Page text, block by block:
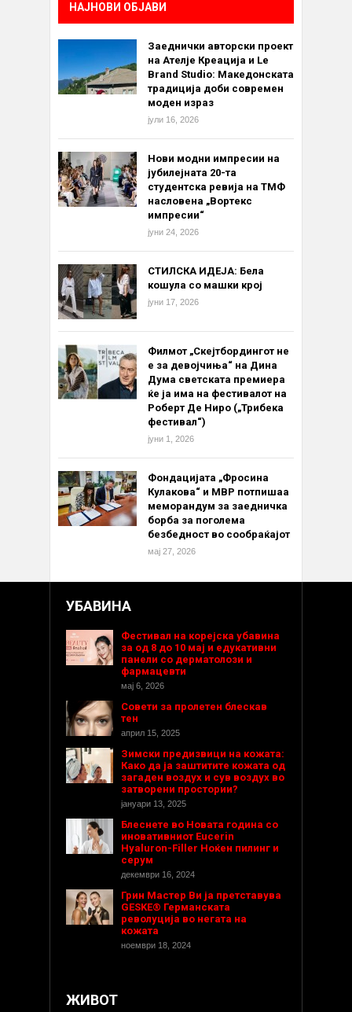
НАЈНОВИ ОБЈАВИ
Заеднички авторски проект
на Ателје Креација и Le
Brand Studio: Македонската
традиција доби современ
моден израз
јули 16, 2026
Нови модни импресии на
јубилејната 20-та
студентска ревија на ТМФ
насловена „Вортекс
импресии“
јуни 24, 2026
СТИЛСКА ИДЕЈА: Бела
кошула со машки крој
јуни 17, 2026
Филмот „Скејтбордингот не
е за девојчиња“ на Дина
Дума светската премиера
ќе ја има на фестивалот на
Роберт Де Ниро („Трибека
фестивал“)
јуни 1, 2026
Фондацијата „Фросина
Кулакова“ и МВР потпишаа
меморандум за заедничка
борба за поголема
безбедност во сообраќајот
мај 27, 2026
УБАВИНА
Фестивал на корејска убавина
за од 8 до 10 мај и едукативни
панели со дерматолози и
фармацевти
мај 6, 2026
Совети за пролетен блескав
тен
април 15, 2025
Зимски предизвици на кожата:
Како да ја заштитите кожата од
загаден воздух и сув воздух во
затворени простории?
јануари 13, 2025
Блеснете во Новата година со
иновативниот Eucerin
Hyaluron-Filler Ноќен пилинг и
серум
декември 16, 2024
Грин Мастер Ви ја претставува
GESKE® Германската
револуција во негата на
кожата
ноември 18, 2024
ЖИВОТ